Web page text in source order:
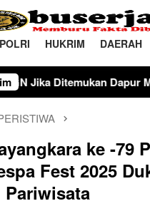
HUKRIM DAERAH
Tak Penuhi Standar di
ke -79
Fest 2025